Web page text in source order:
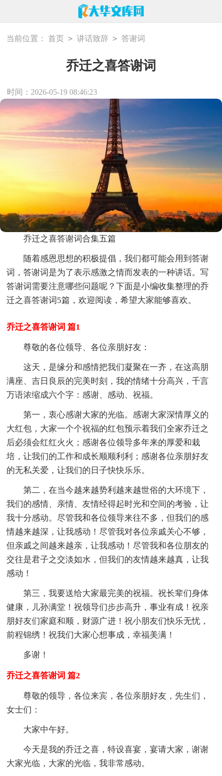
当前位置： 首页 > 讲话致辞 > 答谢词
乔迁之喜答谢词
时间：2026-05-19 08:46:23
乔迁之喜答谢词合集五篇
随着感恩思想的积极提倡，我们都可能会用到答谢
词，答谢词是为了表示感激之情而发表的一种讲话。写
答谢词需要注意哪些问题呢？下面是小编收集整理的乔
迁之喜答谢词5篇，欢迎阅读，希望大家能够喜欢。
乔迁之喜答谢词 篇1
尊敬的各位领导、各位亲朋好友：
这天，是缘分和感情把我们凝聚在一齐，在这高朋
满座、吉日良辰的完美时刻，我的情绪十分高兴，千言
万语浓缩成六个字：感谢、感动、祝福。
第一，衷心感谢大家的光临。感谢大家深情厚义的
大红包，大家一个个祝福的红包预示着我们全家乔迁之
后必须会红红火火；感谢各位领导多年来的厚爱和栽
培，让我们的工作和成长顺顺利利；感谢各位亲朋好友
的无私关爱，让我们的日子快快乐乐。
第二，在当今越来越势利越来越世俗的大环境下，
我们的感情、亲情、友情经得起时光和空间的考验，让
我十分感动。尽管我和各位领导来往不多，但我们的感
情越来越深，让我感动！尽管我对各位亲戚关心不够，
但亲戚之间越来越亲，让我感动！尽管我和各位朋友的
交往是君子之交淡如水，但我们的友情越来越真，让我
感动！
第三，我要送给大家最完美的祝福。祝长辈们身体
健康，儿孙满堂！祝领导们步步高升，事业有成！祝亲
朋好友们家庭和顺，财源广进！祝小朋友们快乐无忧，
前程锦绣！祝我们大家心想事成，幸福美满！
多谢！
乔迁之喜答谢词 篇2
尊敬的领导，各位来宾，各位亲朋好友，先生们，
女士们：
大家中午好。
今天是我的乔迁之喜，特设喜宴，宴请大家，谢谢
大家光临，大家的光临，我非常感动。